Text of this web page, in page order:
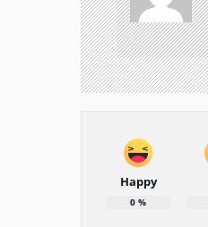
Happy
0 %